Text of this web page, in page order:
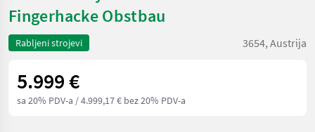
Fingerhacke Obstbau
Rabljeni strojevi 3654, Austrija
5.999 €
sa 20% PDV-a / 4.999,17 € bez 20% PDV-a